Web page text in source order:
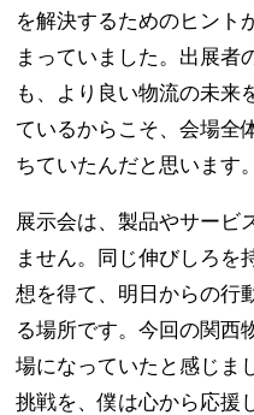
を解決するためのヒント
まっていました。出展者
も、より良い物流の未来
ているからこそ、会場全
ちていたんだと思います。
展示会は、製品やサービ
ません。同じ伸びしろを
想を得て、明日からの行
る場所です。今回の関西
場になっていたと感じま
挑戦を、僕は心から応援